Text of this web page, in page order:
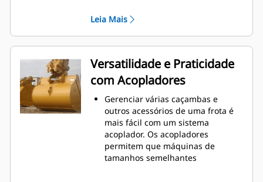
laterais da caçamba mantêm a
alta resistência, especialmente em
componentes que se desgastam
muito.
Proteja as áreas de maior desgaste
e mais importantes da caçamba
com as Ferramentas de Penetração
no Solo (GET, Ground Engaging
Tools) Cat ®. Os protetores da barra
lateral e os cortadores laterais
ajudam a preservar as peças da
caçamba que mais têm contato e
passam pelos materiais.
Diminua os custos de manutenção
Leia Mais
Versatilidade e Praticidade
com Acopladores
Gerenciar várias caçambas e
outros acessórios de uma frota é
mais fácil com um sistema
acoplador. Os acopladores
permitem que máquinas de
tamanhos semelhantes